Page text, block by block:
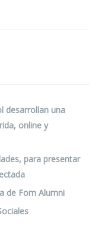
desarrollan una
online y
para presentar
de Fom Alumni